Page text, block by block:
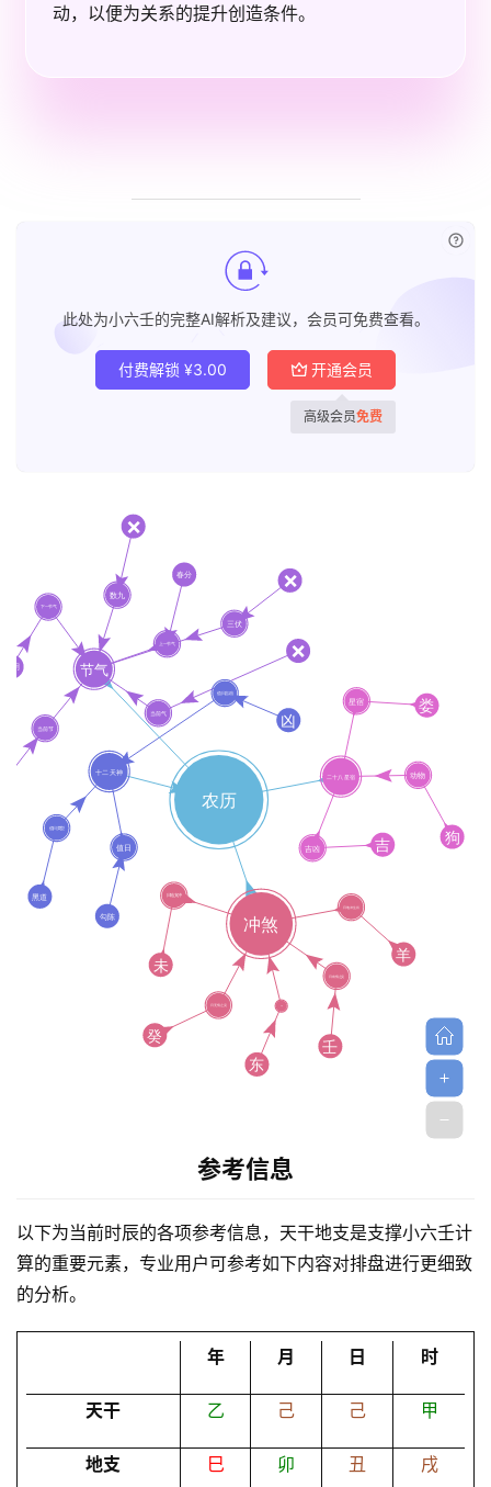
页
黄
历
卜
动，以便为关系的提升创造条件。
此处为小六壬的完整AI解析及建议，会员可免费查看。
付费解锁 ¥3.00 开通会员
高级会员免费
参考信息
以下为当前时辰的各项参考信息，天干地支是支撑小六壬计
算的重要元素，专业用户可参考如下内容对排盘进行更细致
的分析。
年 月 日 时
天干 乙 己 己 甲
地支 巳 卯 丑 戌